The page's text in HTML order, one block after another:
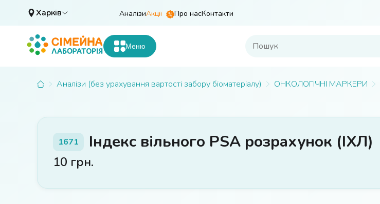
Харків АналізиАкції Про насКонтакти
Меню
Аналізи (без урахування вартості забору біоматеріалу) ОНКОЛОГІЧНІ МАРКЕРИ
1671 Індекс вільного PSA розрахунок (ІХЛ)
10 грн.